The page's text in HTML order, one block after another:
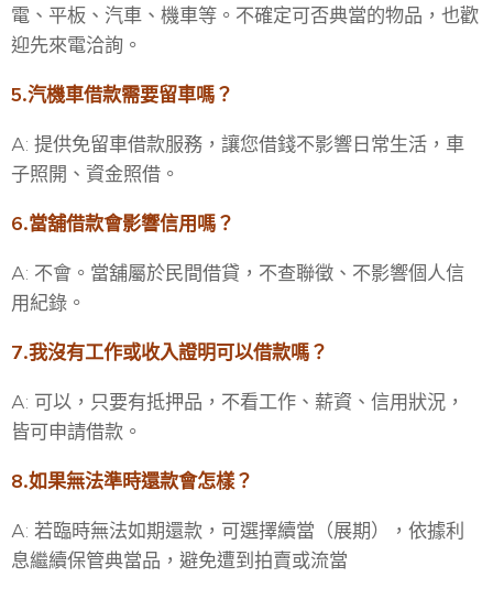
電、平板、汽車、機車等。不確定可否典當的物品，也歡
迎先來電洽詢。
5.汽機車借款需要留車嗎？
A: 提供免留車借款服務，讓您借錢不影響日常生活，車
子照開、資金照借。
6.當舖借款會影響信用嗎？
A: 不會。當舖屬於民間借貸，不查聯徵、不影響個人信
用紀錄。
7.我沒有工作或收入證明可以借款嗎？
A: 可以，只要有抵押品，不看工作、薪資、信用狀況，
皆可申請借款。
8.如果無法準時還款會怎樣？
A: 若臨時無法如期還款，可選擇續當（展期），依據利
息繼續保管典當品，避免遭到拍賣或流當